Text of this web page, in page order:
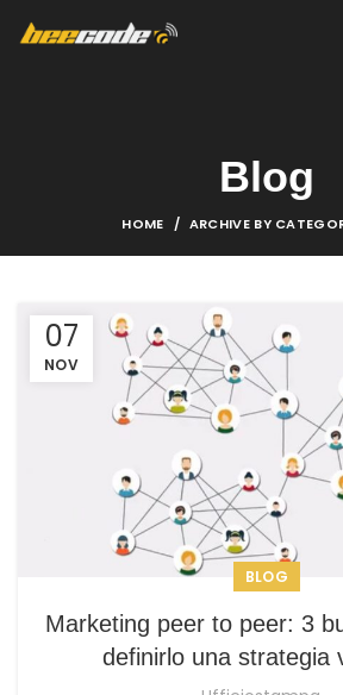
Blog
HOME ARCHIVE BY
07
NOV
BLOG
Marketing peer to peer: 3
definirlo una strategia